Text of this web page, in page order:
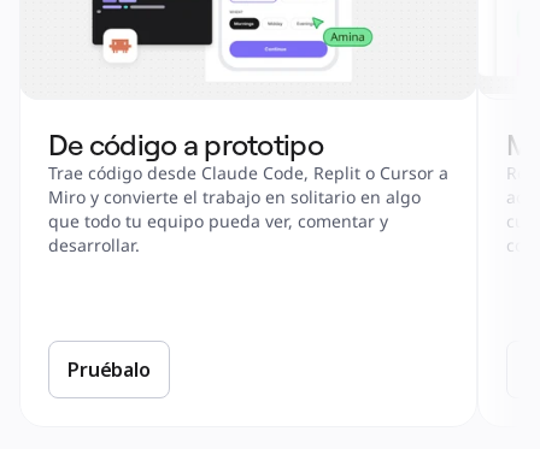
De código a prototipo
Trae código desde Claude Code, Replit o Cursor a
Miro y convierte el trabajo en solitario en algo
que todo tu equipo pueda ver, comentar y
desarrollar.
Pruébalo